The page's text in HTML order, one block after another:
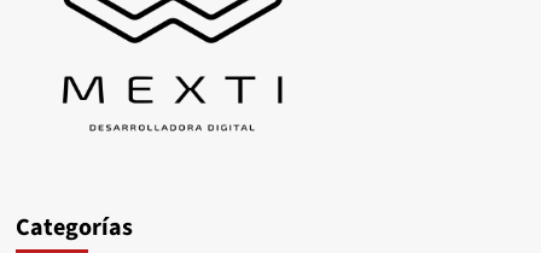
Categorías